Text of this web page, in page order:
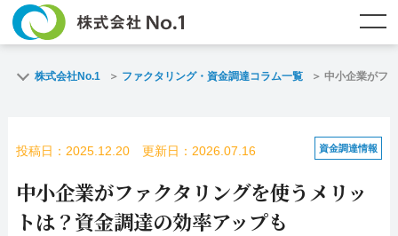
ファクタリングとは？
ファクタリング・資金調達コラム
株式会社No.1 ファクタリング・資金調達コラム一覧 中小企業がフ
投稿日：2025.12.20 更新日：2026.07.16 資金調達情報
中小企業がファクタリングを使うメリッ
トは？資金調達の効率アップも